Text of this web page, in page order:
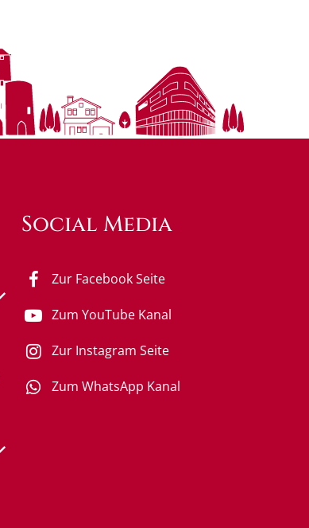
auszublenden
auszublenden
Social Media
Zur Facebook Seite
Zum YouTube Kanal
Zur Instagram Seite
Zum WhatsApp Kanal